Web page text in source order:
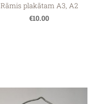
Rāmis plakātam A3, A2
€10.00